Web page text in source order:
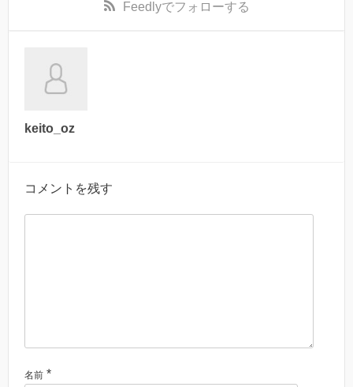
Feedlyでフォローする
keito_oz
コメントを残す
名前 *